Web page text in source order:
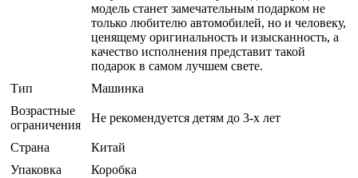
модель станет замечательным подарком не
только любителю автомобилей, но и человеку,
ценящему оригинальность и изысканность, а
качество исполнения представит такой
подарок в самом лучшем свете.
Тип
Машинка
Возрастные
ограничения
Не рекомендуется детям до 3-х лет
Страна
Китай
Упаковка
Коробка